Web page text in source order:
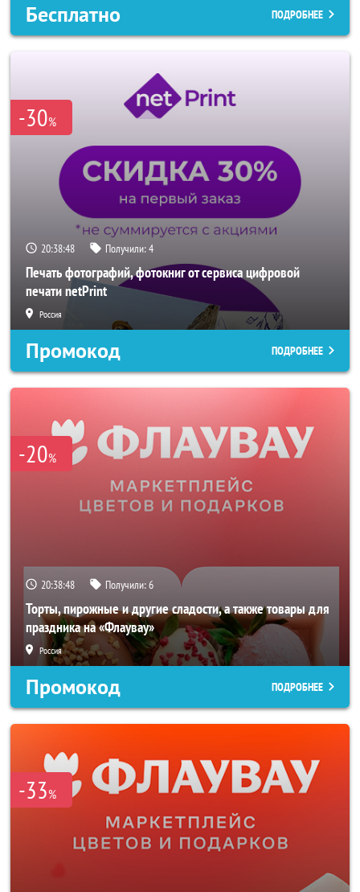
Бесплатно ПОДРОБНЕЕ
-30%
20:38:46 Получили:4
Печать фотографий, фотокниг от сервиса цифровой
печати netPrint
Россия
Промокод ПОДРОБНЕЕ
-20%
20:38:46 Получили:6
Торты, пирожные и другие сладости, а также товары для
праздника на «Флаувау»
Россия
Промокод ПОДРОБНЕЕ
-33%